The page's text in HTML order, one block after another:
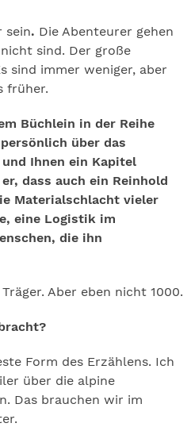
sein. Die Abenteurer gehen
sind. Der große
sind immer weniger, aber
früher.
Büchlein in der Reihe
über das
Ihnen ein Kapitel
dass auch ein Reinhold
Materialschlacht vieler
eine Logistik im
die ihn
Aber eben nicht 1000.
Form des Erzählens. Ich
über die alpine
Das brauchen wir im